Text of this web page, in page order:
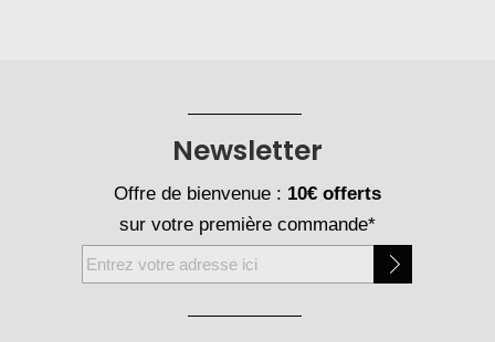
Newsletter
Offre de bienvenue : 10€ offerts
sur votre première commande*
Inscription
à